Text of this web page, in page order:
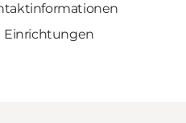
Einrichtungen